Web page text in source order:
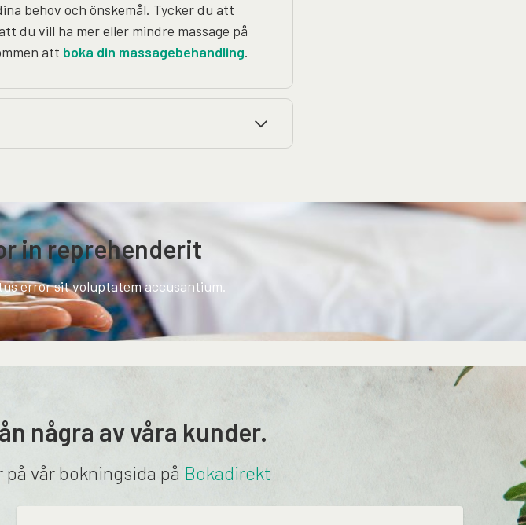
behov och önskemål. Tycker du att
du vill ha mer eller mindre massage på
att boka din massagebehandling.
in reprehenderit
error sit voluptatem accusantium.
några av våra kunder.
vår bokningsida på Bokadirekt